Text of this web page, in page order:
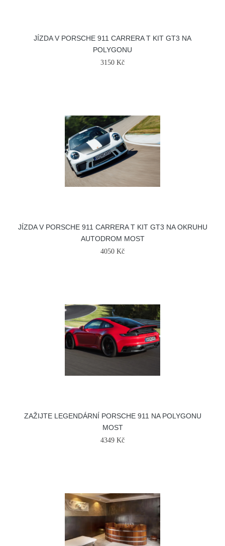
JÍZDA V PORSCHE 911 CARRERA T KIT GT3 NA
POLYGONU
3150 Kč
JÍZDA V PORSCHE 911 CARRERA T KIT GT3 NA OKRUHU
AUTODROM MOST
4050 Kč
ZAŽIJTE LEGENDÁRNÍ PORSCHE 911 NA POLYGONU
MOST
4349 Kč